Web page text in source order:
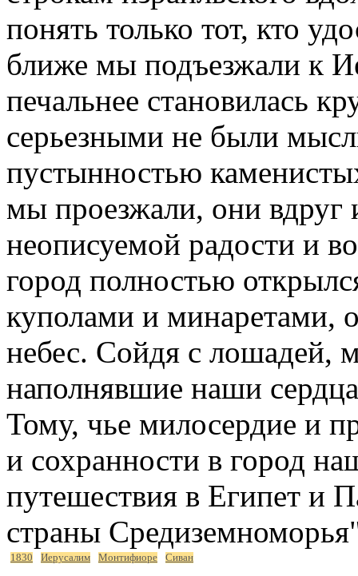
понять только тот, кто
ближе мы подъезжали к
печальнее становилась
серьезными не были
пустынностью
мы проезжали, они вдруг
неописуемой радости и
город полностью
куполами и минаретами,
небес. Сойдя с лошадей,
наполнявшие наши
Тому, чье милосердие и
и сохранности в город
путешествия в Египет и
страны
1830 Иерусалим Монтифиоре Сиван